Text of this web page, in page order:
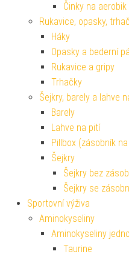
Činky na aerobik
Rukavice, opasky,
Háky
Opasky a bederní
Rukavice a gripy
Trhačky
Šejkry, barely a lahve
Barely
Lahve na pití
Pillbox (zásobník
Šejkry
Šejkry bez
Šejkry se
Sportovní výživa
Aminokyseliny
Aminokyseliny
Taurine